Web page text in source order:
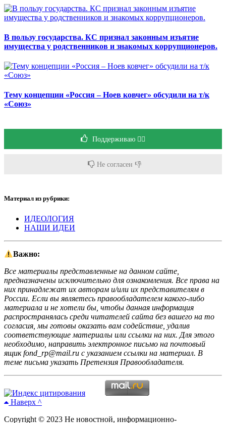
В пользу государства. КС признал законным изъятие
имущества у родственников и знакомых коррупционеров.
Тему концепции «Россия – Ноев ковчег» обсудили на т/к
«Союз»
Поддерживаю 👍🏻
Не согласен 👎
Материал из рубрики:
ИДЕОЛОГИЯ
НАШИ ИДЕИ
Важно:
Все материалы представленные на данном сайте,
предназначены исключительно для ознакомления. Все права на
них принадлежат их авторам и/или их представителям в
России. Если вы являетесь правообладателем какого-либо
материала и не хотели бы, чтобы данная информация
распространялась среди читателей сайта без вашего на то
согласия, мы готовы оказать вам содействие, удалив
соответствующие материалы или ссылки на них. Для этого
необходимо, направить электронное письмо на почтовый
ящик fond_rp@mail.ru с указанием ссылки на материал. В
теме письма указать Претензия Правообладателя.
Наверх ^
Copyright © 2023 Не новостной, информационно-